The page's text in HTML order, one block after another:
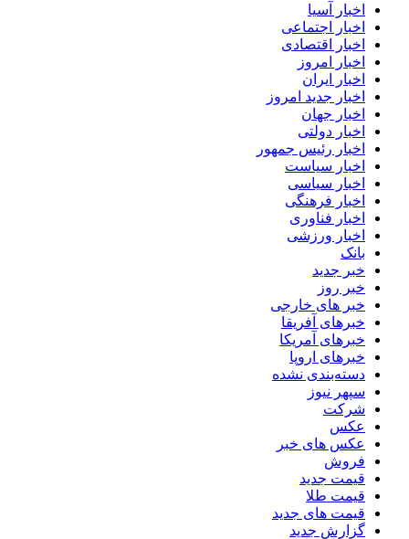
اخبار آسیا
اخبار اجتماعی
اخبار اقتصادی
اخبار امروز
اخبار ایران
اخبار جدید امروز
اخبار جهان
اخبار دولتی
اخبار رئیس جمهور
اخبار سیاست
اخبار سیاسی
اخبار فرهنگی
اخبار فناوری
اخبار ورزشی
بانک
خبر جدید
خبر روز
خبر های خارجی
خبرهای آفریقا
خبرهای آمریکا
خبرهای اروپا
دسته‌بندی نشده
سپهر نیوز
شرکت
عکس
عکس های خبر
فروش
قیمت جدید
قیمت طلا
قیمت های جدید
گزارش جدید